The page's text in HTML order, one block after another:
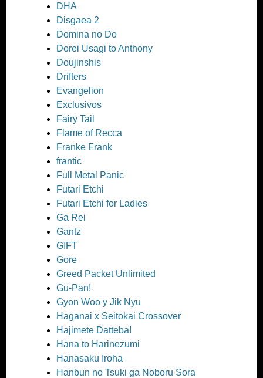
DHA
Disgaea 2
Domina no Do
Dorei Usagi to Anthony
Doujinshis
Drifters
Evangelion
Exclusivos
Fairy Tail
Flame of Recca
Franke Frank
frantic
Full Metal Panic
Futari Etchi
Futari Etchi for Ladies
Ga Rei
Gantz
GIFT
Gore
Greed Packet Unlimited
Gu-Pan!
Gyon Woo y Jik Nyu
Haganai x Seitokai Crossover
Hajimete Datteba!
Hana to Harinezumi
Hanasaku Iroha
Hanbun no Tsuki ga Noboru Sora